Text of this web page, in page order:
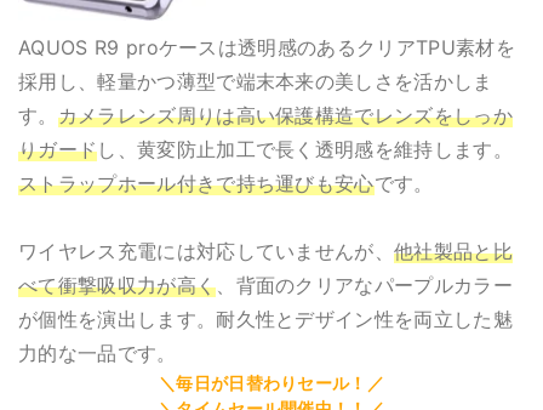
AQUOS R9 proケースは透明感のあるクリアTPU素材を
採用し、軽量かつ薄型で端末本来の美しさを活かしま
す。 カメラレンズ周りは高い保護構造でレンズをしっか
りガードし、黄変防止加工で長く透明感を維持します。
ストラップホール付きで持ち運びも安心です。
ワイヤレス充電には対応していませんが、他社製品と比
べて衝撃吸収力が高く、背面のクリアなパープルカラー
が個性を演出します。耐久性とデザイン性を両立した魅
力的な一品です。